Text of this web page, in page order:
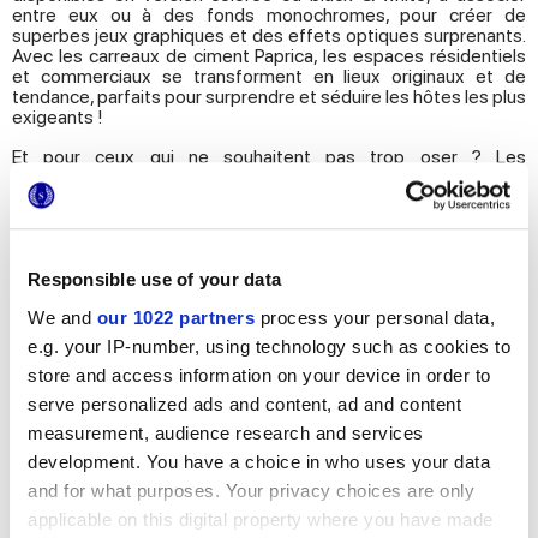
Responsible use of your data
We and our 1022 partners process your personal data,
e.g. your IP-number, using technology such as cookies to
store and access information on your device in order to
serve personalized ads and content, ad and content
measurement, audience research and services
development. You have a choice in who uses your data
and for what purposes. Your privacy choices are only
applicable on this digital property where you have made
entre eux ou à des fonds monochromes, pour créer de
superbes jeux graphiques et des effets optiques surprenants.
Avec les carreaux de ciment Paprica, les espaces résidentiels
et commerciaux se transforment en lieux originaux et de
tendance, parfaits pour surprendre et séduire les hôtes les plus
exigeants !
Et pour ceux qui ne souhaitent pas trop oser ? Les
revêtements sols et murs de Paprica sont également le bon
choix pour ceux qui préfèrent un style moderne et plus discret,
grâce à la possibilité de les associer à des carreaux effet bois